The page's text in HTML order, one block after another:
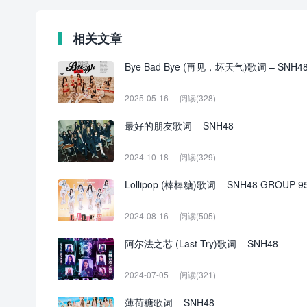
相关文章
Bye Bad Bye (再见，坏天气)歌词 – SNH48
2025-05-16 阅读(328)
最好的朋友歌词 – SNH48
2024-10-18 阅读(329)
Lollipop (棒棒糖)歌词 – SNH48 GROUP
2024-08-16 阅读(505)
阿尔法之芯 (Last Try)歌词 – SNH48
2024-07-05 阅读(321)
薄荷糖歌词 – SNH48